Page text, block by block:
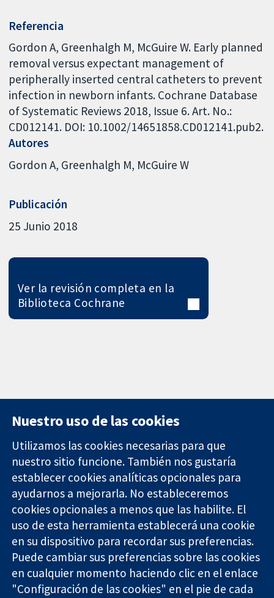
Referencia
Gordon A, Greenhalgh M, McGuire W. Early planned
removal versus expectant management of
peripherally inserted central catheters to prevent
infection in newborn infants. Cochrane Database
of Systematic Reviews 2018, Issue 6. Art. No.:
CD012141. DOI: 10.1002/14651858.CD012141.pub2.
Autores
Gordon A Greenhalgh M McGuire W
Publicación
25 Junio 2018
Ver la revisión completa en la
Biblioteca Cochrane
Evidencia fiable.
Decisiones
informadas.
Mejor salud.
11-13 Cavendish
Square
Londres
W1G 0AN
Reino Unido
Contacto
Noticias
Prensa
Sobre
nosotros
Empleo
Cochrane
Library
Nuestro uso de las cookies
Utilizamos las cookies necesarias para que
nuestro sitio funcione. También nos gustaría
establecer cookies analíticas opcionales para
ayudarnos a mejorarla. No estableceremos
cookies opcionales a menos que las habilite. El
uso de esta herramienta establecerá una cookie
en su dispositivo para recordar sus preferencias.
Puede cambiar sus preferencias sobre las cookies
en cualquier momento haciendo clic en el enlace
"Configuración de las cookies" en el pie de cada